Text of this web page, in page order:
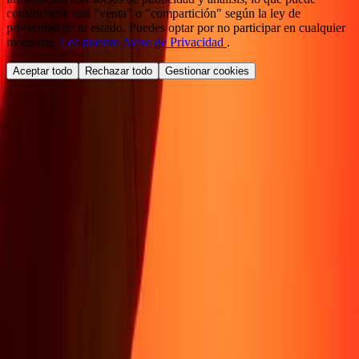
considerarse una "venta" o "compartición" según la ley de
privacidad de tu estado. Puedes optar por no participar en cualquier
momento. Lee nuestro Aviso de Privacidad .
Aceptar todo Rechazar todo Gestionar cookies